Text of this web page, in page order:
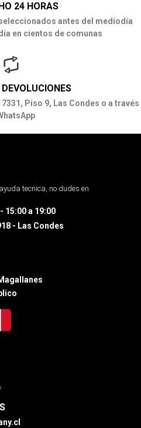
24 HORAS
antes del mediodía
en cientos de comunas
Piso 9, Las Condes o a través
tecnica, no dudes en
15:00 a 19:00
- Las Condes